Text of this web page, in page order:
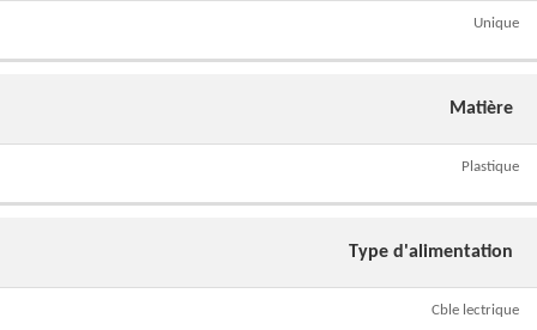
Unique
Matière
Plastique
Type d'alimentation
Cble lectrique